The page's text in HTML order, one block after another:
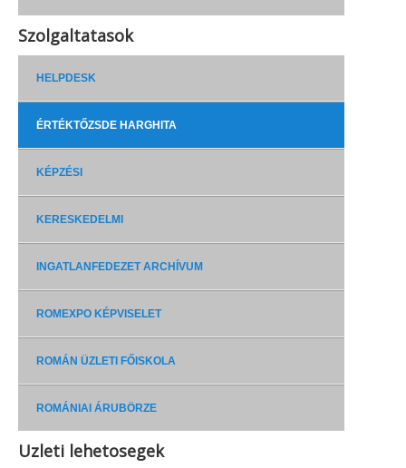
Szolgaltatasok
HELPDESK
ÉRTÉKTŐZSDE HARGHITA
KÉPZÉSI
KERESKEDELMI
INGATLANFEDEZET ARCHÍVUM
ROMEXPO KÉPVISELET
ROMÁN ÜZLETI FŐISKOLA
ROMÁNIAI ÁRUBÖRZE
Uzleti lehetosegek